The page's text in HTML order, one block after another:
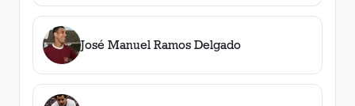
José Manuel Ramos Delgado